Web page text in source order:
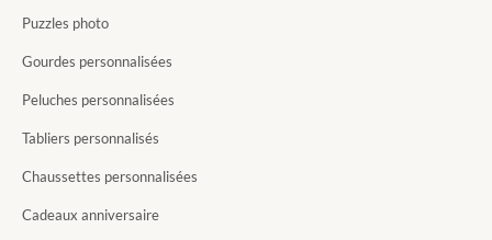
Puzzles photo
Gourdes personnalisées
Peluches personnalisées
Tabliers personnalisés
Chaussettes personnalisées
Cadeaux anniversaire